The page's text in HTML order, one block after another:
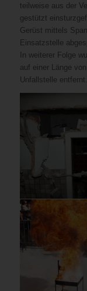
teilweise aus der
gestützt
Gerüst mittels
Einsatzstelle
In weiterer Folge
auf einer Länge
Unfallstelle entfernt.